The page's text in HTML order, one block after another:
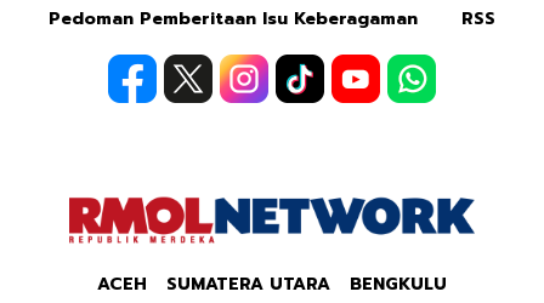
Pedoman Pemberitaan Isu Keberagaman
RSS
ACEH SUMATERA UTARA
BENGKULU